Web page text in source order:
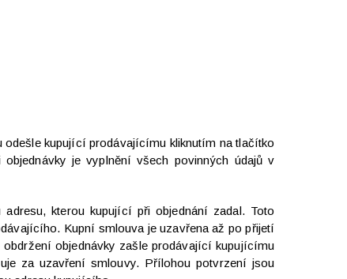
odešle kupující prodávajícímu kliknutím na tlačítko
je vyplnění všech povinných údajů v
kterou kupující při objednání zadal. Toto
Kupní smlouva je uzavřena až po přijetí
objednávky zašle prodávající kupujícímu
za uzavření smlouvy. Přílohou potvrzení jsou